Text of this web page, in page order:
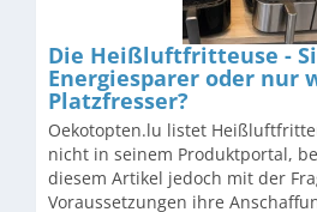
​Die Heißluftfritteuse -
Energiesparer oder nur
Platzfresser?
Oekotopten.lu listet
nicht in seinem Produktportal,
diesem Artikel jedoch mit der
Voraussetzungen ihre